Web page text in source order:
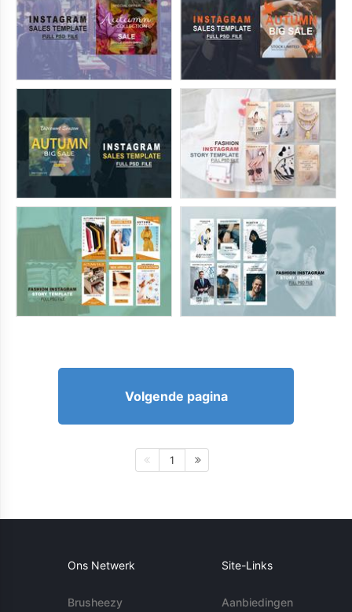
Volgende pagina
1
Ons Netwerk
Brusheezy
Site-Links
Aanbiedingen